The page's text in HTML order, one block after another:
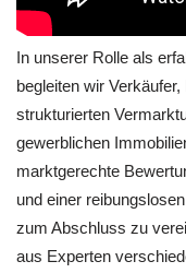
In unserer Rolle als
begleiten wir
strukturierten
gewerblichen
marktgerechte
und einer
zum Abschluss zu
aus Experten